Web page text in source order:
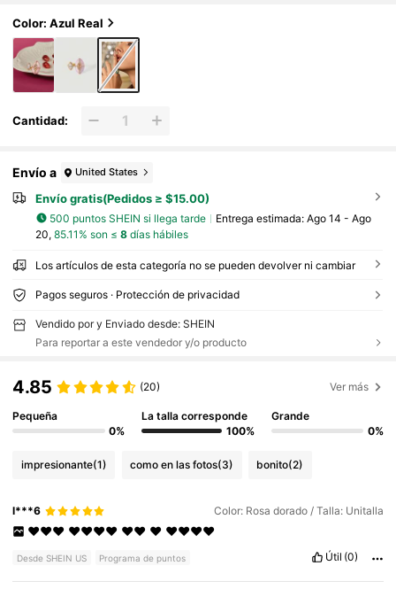
o antiguo, gema, atuendos, otoño/invierno, para
mamá/mujer/niña/madre, premium, Día de San
Valentín, regalo
Color: Azul Real
Cantidad:
Envío a United States
Envío gratis(Pedidos ≥ $15.00)
500 puntos SHEIN si llega tarde Entrega estimada: Ago 14 - Ago
20, 85.11% son ≤ 8días hábiles
Los artículos de esta categoría no se pueden devolver ni cambiar
Pagos seguros · Protección de privacidad
Vendido por y Enviado desde: SHEIN
Para reportar a este vendedor y/o producto
4.85 (20) Ver más
Pequeña
0%
La talla corresponde
100%
Grande
0%
impresionante(1) como en las fotos(3) bonito(2)
l***6 Color: Rosa dorado / Talla: Unitalla
❤️❤️❤️ ❤️❤️❤️❤️ ❤️❤️ ❤️ ❤️❤️❤️❤️
Desde SHEIN US Programa de puntos Útil (0)